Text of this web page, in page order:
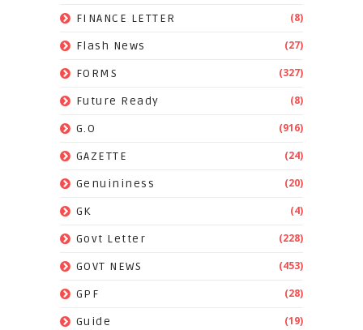
FINANCE LETTER (8)
Flash News (27)
FORMS (327)
Future Ready (8)
G.O (916)
GAZETTE (24)
Genuininess (20)
GK (4)
Govt Letter (228)
GOVT NEWS (453)
GPF (28)
Guide (19)